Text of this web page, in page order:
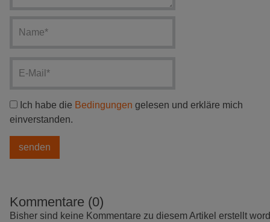
Ich habe die Bedingungen gelesen und erkläre mich
einverstanden.
Kommentare (0)
Bisher sind keine Kommentare zu diesem Artikel erstellt